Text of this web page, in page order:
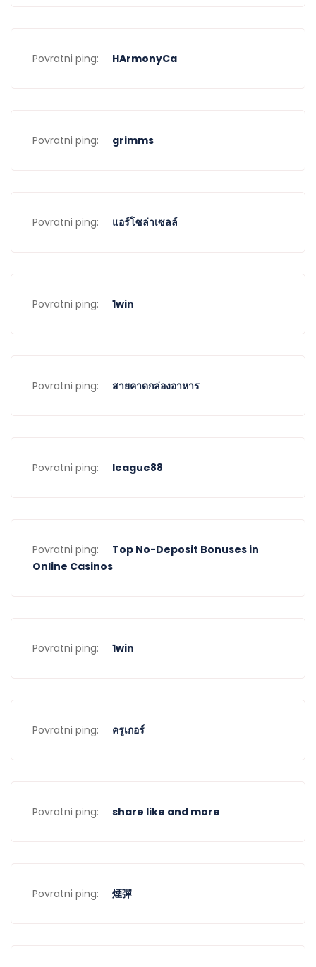
Povratni ping: HArmonyCa
Povratni ping: grimms
Povratni ping: แอร์โซล่าเซลล์
Povratni ping: 1win
Povratni ping: สายคาดกล่องอาหาร
Povratni ping: league88
Povratni ping:
Top No-Deposit Bonuses in
Online Casinos
Povratni ping: 1win
Povratni ping: ครูเกอร์
Povratni ping: share like and more
Povratni ping: 煙彈